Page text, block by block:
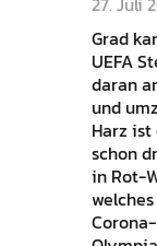
Grad
UEFA
daran
und
Harz
schon
in Rot-